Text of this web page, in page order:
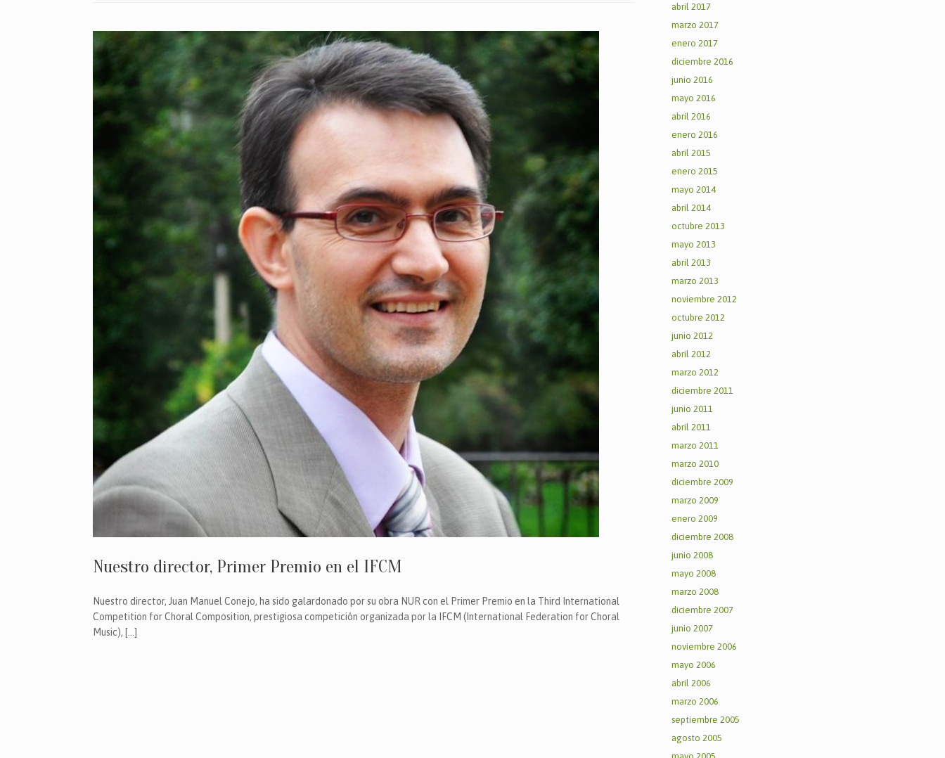
Nuestro director, Primer Premio en el IFCM
Nuestro director, Juan Manuel Conejo, ha sido galardonado por su obra NUR con el Primer Premio en la Third International
Competition for Choral Composition, prestigiosa competición organizada por la IFCM (International Federation for Choral
Music), […]
abril 2017
marzo 2017
enero 2017
diciembre 2016
junio 2016
mayo 2016
abril 2016
enero 2016
abril 2015
enero 2015
mayo 2014
abril 2014
octubre 2013
mayo 2013
abril 2013
marzo 2013
noviembre 2012
octubre 2012
junio 2012
abril 2012
marzo 2012
diciembre 2011
junio 2011
abril 2011
marzo 2011
marzo 2010
diciembre 2009
marzo 2009
enero 2009
diciembre 2008
junio 2008
mayo 2008
marzo 2008
diciembre 2007
junio 2007
noviembre 2006
mayo 2006
abril 2006
marzo 2006
septiembre 2005
agosto 2005